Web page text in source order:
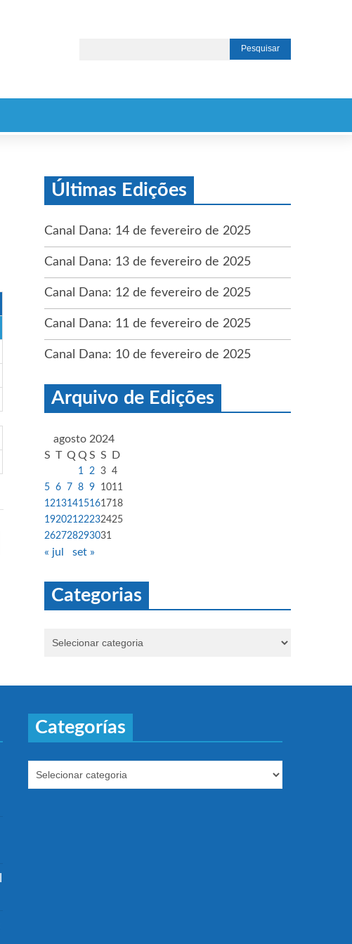
Últimas Edições
Canal Dana: 14 de fevereiro de 2025
Canal Dana: 13 de fevereiro de 2025
Canal Dana: 12 de fevereiro de 2025
Canal Dana: 11 de fevereiro de 2025
Canal Dana: 10 de fevereiro de 2025
Arquivo de Edições
agosto 2024
S T Q Q S S D
1 2 3 4
5 6 7 8 9 1011
12131415161718
19202122232425
262728293031
« jul set »
Categorias
Categorías